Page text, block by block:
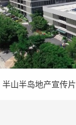
半山半岛地产宣传片
半山半岛地产宣传片